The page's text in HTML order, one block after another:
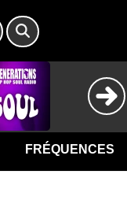
FRÉQUENCES